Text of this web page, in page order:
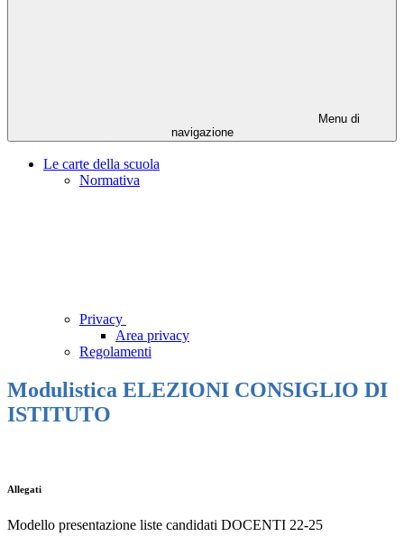
Menu di
navigazione
Le carte della scuola
Normativa
Privacy
Area privacy
Regolamenti
Modulistica ELEZIONI CONSIGLIO DI
ISTITUTO
Allegati
Modello presentazione liste candidati DOCENTI 22-25